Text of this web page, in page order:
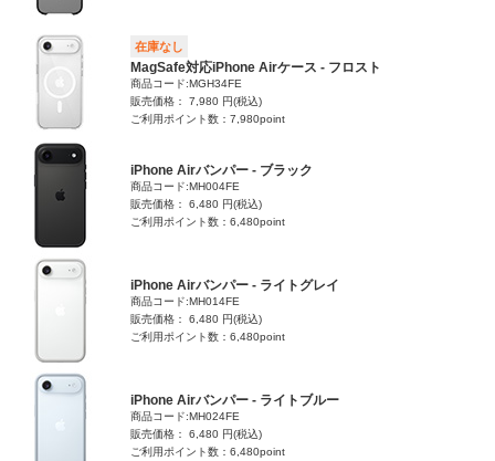
在庫なし
MagSafe対応iPhone Airケース - フロスト
商品コード:MGH34FE
販売価格： 7,980 円(税込)
ご利用ポイント数：7,980point
iPhone Airバンパー - ブラック
商品コード:MH004FE
販売価格： 6,480 円(税込)
ご利用ポイント数：6,480point
iPhone Airバンパー - ライトグレイ
商品コード:MH014FE
販売価格： 6,480 円(税込)
ご利用ポイント数：6,480point
iPhone Airバンパー - ライトブルー
商品コード:MH024FE
販売価格： 6,480 円(税込)
ご利用ポイント数：6,480point